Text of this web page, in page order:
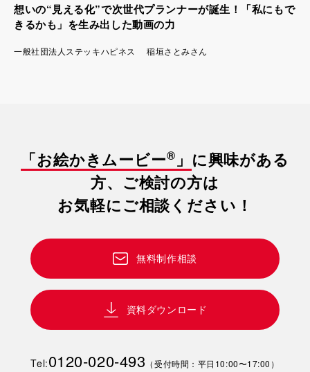
想いの“見える化”で次世代プランナーが誕生！「私にもで
きるかも」を生み出した動画の力
一般社団法人ステッキハピネス 稲垣さとみさん
「お絵かきムービー® 」 に興味がある
方、ご検討の方は
お気軽にご相談ください！
無料制作相談
資料ダウンロード
Tel:0120-020-493 （受付時間：平日10:00〜17:00）